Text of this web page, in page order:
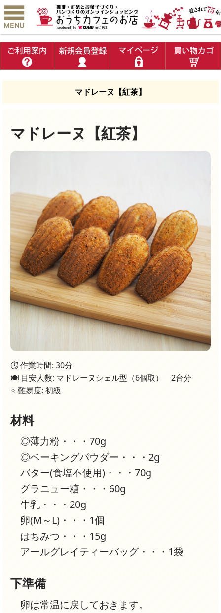
マドレーヌ【紅茶】
マドレーヌ【紅茶】
⏱ 作業時間: 30分
🍽 目安人数: マドレーヌシェル型（6個取） 2台分
⭐ 難易度: 初級
材料
◎薄力粉・・・70g
◎ベーキングパウダー・・・2g
バター(食塩不使用)・・・70g
グラニュー糖・・・60g
牛乳・・・20g
卵(M～L)・・・1個
はちみつ・・・15g
アールグレイティーバッグ・・・1袋
下準備
卵は常温に戻しておきます。